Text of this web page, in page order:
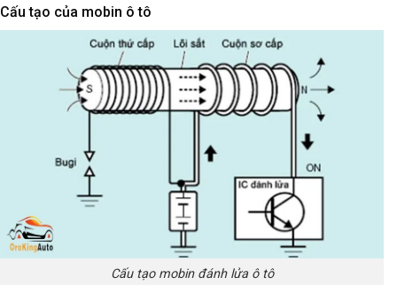
Cấu tạo của mobin ô tô
Cấu tạo mobin đánh lửa ô tô